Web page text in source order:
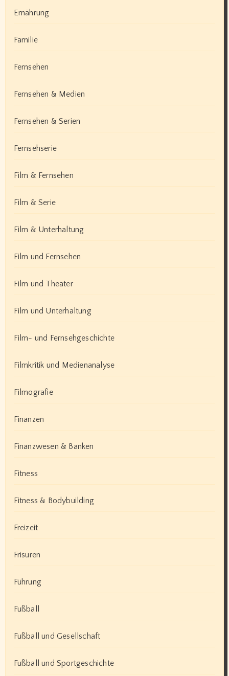
Ernährung
Familie
Fernsehen
Fernsehen & Medien
Fernsehen & Serien
Fernsehserie
Film & Fernsehen
Film & Serie
Film & Unterhaltung
Film und Fernsehen
Film und Theater
Film und Unterhaltung
Film- und Fernsehgeschichte
Filmkritik und Medienanalyse
Filmografie
Finanzen
Finanzwesen & Banken
Fitness
Fitness & Bodybuilding
Freizeit
Frisuren
Führung
Fußball
Fußball und Gesellschaft
Fußball und Sportgeschichte